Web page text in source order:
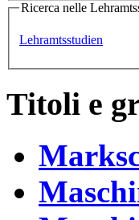
Ricerca nelle
Lehramtsstudien
Titoli e